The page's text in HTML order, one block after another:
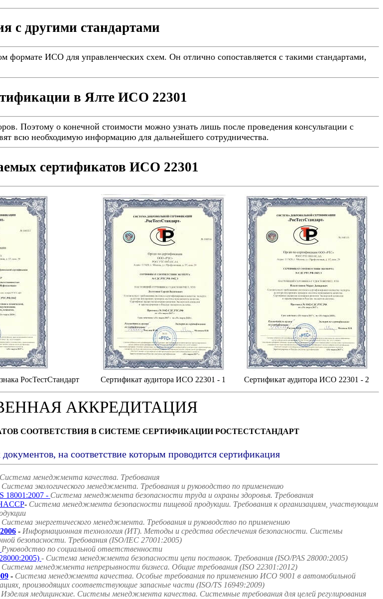
с другими стандартами
ИСО для управленческих схем. Он отлично сопоставляется с такими стандартами,
в Ялте ИСО 22301
Поэтому о конечной стоимости можно узнать лишь после проведения консультации с
всю необходимую информацию для дальнейшего сотрудничества.
сертификатов ИСО 22301
РосТестСтандарт Сертификат аудитора ИСО 22301 - 1 Сертификат аудитора ИСО 22301 - 2
АККРЕДИТАЦИЯ
СООТВЕТСТВИЯ В СИСТЕМЕ СЕРТИФИКАЦИИ РОСТЕСТСТАНДАРТ
на соответствие которым проводится сертификация
Система менеджмента качества. Требования
Система экологического менеджмента. Требования и руководство по применению
18001:2007 - Система менеджмента безопасности труда и охраны здоровья. Требования
- Система менеджмента безопасности пищевой продукции. Требования к организациям, участвующим
Система энергетического менеджмента. Требования и руководство по применению
- Информационная технология (ИТ). Методы и средства обеспечения безопасности. Системы
безопасности. Требования (ISO/IEC 27001:2005)
Руководство по социальной ответственности
- Система менеджмента безопасности цепи поставок. Требования (ISO/PAS 28000:2005)
Система менеджмента непрерывности бизнеса. Общие требования (ISO 22301:2012)
- Система менеджмента качества. Особые требования по применению ИСО 9001 в автомобильной
производящих соответствующие запасные части (ISO/TS 16949:2009)
Изделия медицинские. Системы менеджмента качества. Системные требования для целей регулирования